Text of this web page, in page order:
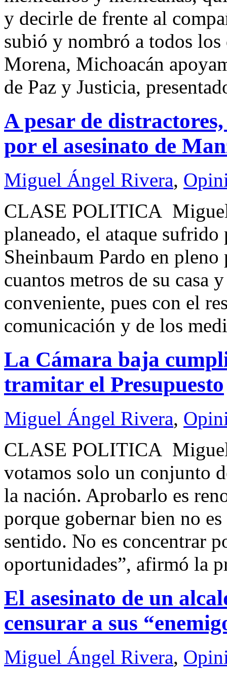
y decirle de frente al
subió y nombró a todos
Morena, Michoacán
de Paz y Justicia,
A pesar de
por el asesinato de
Miguel Ángel Rivera,
CLASE POLITICA
planeado, el ataque
Sheinbaum Pardo en
cuantos metros de su casa
conveniente, pues con el
comunicación y de los
La Cámara baja
tramitar el Presupuesto
Miguel Ángel Rivera,
CLASE POLITICA
votamos solo un conjunto
la nación. Aprobarlo es
porque gobernar bien no
sentido. No es concentrar
oportunidades”, afirmó la
El asesinato de un
censurar a sus
Miguel Ángel Rivera,